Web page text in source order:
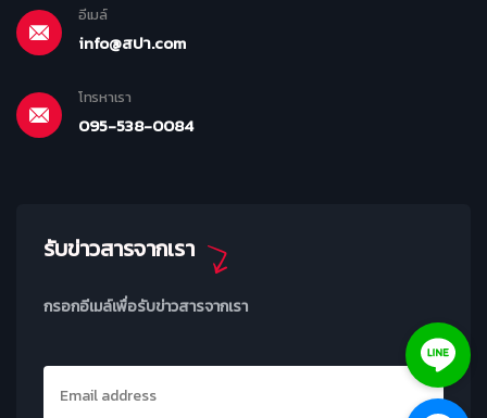
อีเมล์
info@สปา.com
โทรหาเรา
095-538-0084
รับข่าวสารจากเรา
กรอกอีเมล์เพื่อรับข่าวสารจากเรา